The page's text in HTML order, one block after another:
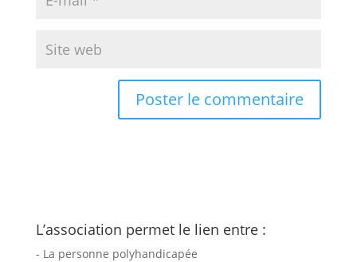
L’association permet le lien entre :
- La personne polyhandicapée